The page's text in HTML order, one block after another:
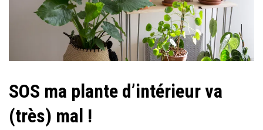
SOS ma plante d’intérieur va
(très) mal !